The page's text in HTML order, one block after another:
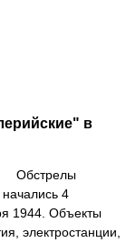
в
4
1944. Объекты
электростанции,